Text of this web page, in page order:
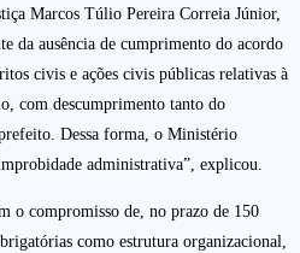
Marcos Túlio Pereira Correia Júnior,
da ausência de cumprimento do acordo
civis e ações civis públicas relativas à
com descumprimento tanto do
Dessa forma, o Ministério
administrativa”, explicou.
o compromisso de, no prazo de 150
como estrutura organizacional,